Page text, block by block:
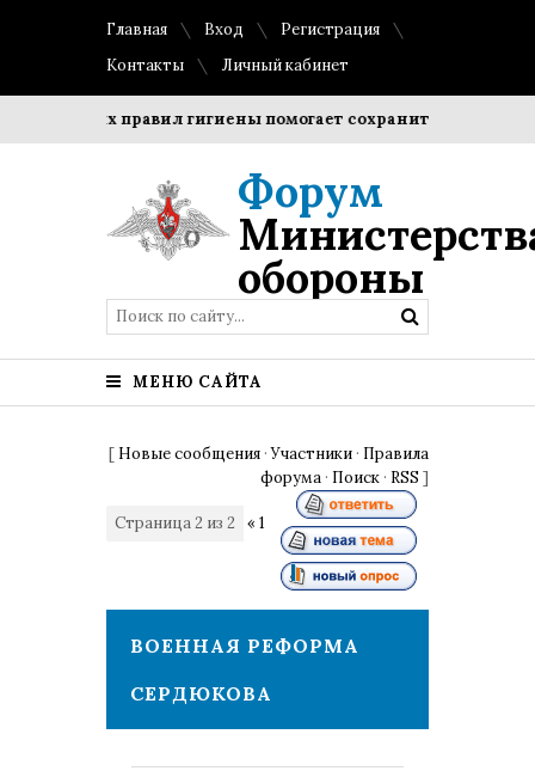
Главная Вход
Регистрация
Контакты
Личный кабинет
правил гигиены помогает сохранить прозрачность и
Форум
обороны
МЕНЮ САЙТА
[ Новые сообщения ·Участники · Правила
форума · Поиск · RSS ]
Страница2 из 2 « 1
ВОЕННАЯ РЕФОРМА
СЕРДЮКОВА